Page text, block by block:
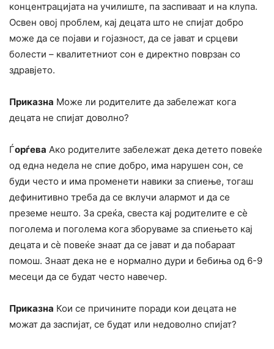
концентрацијата на училиште, па заспиваат и на клупа.
Освен овој проблем, кај децата што не спијат добро
може да се појави и гојазност, да се јават и срцеви
болести – квалитетниот сон е директно поврзан со
здравјето.
Приказна Може ли родителите да забележат кога
децата не спијат доволно?
Ѓорѓева Ако родителите забележат дека детето повеќе
од една недела не спие добро, има нарушен сон, се
буди често и има променети навики за спиење, тогаш
дефинитивно треба да се вклучи алармот и да се
преземе нешто. За среќа, свеста кај родителите е сè
поголема и поголема кога зборуваме за спиењето кај
децата и сè повеќе знаат да се јават и да побараат
помош. Знаат дека не е нормално дури и бебиња од 6-9
месеци да се будат често навечер.
Приказна Кои се причините поради кои децата не
можат да заспијат, се будат или недоволно спијат?